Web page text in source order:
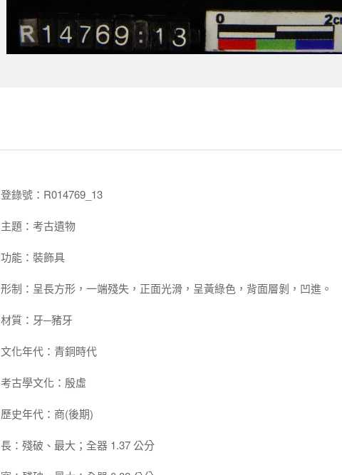
登錄號：R014769_13
主題：考古遺物
功能：裝飾具
形制：呈長方形，一端殘失，正面光滑，呈黃綠色，背面層剝，凹進。
材質：牙─豬牙
文化年代：青銅時代
考古學文化：殷虛
歷史年代：商(後期)
長：殘破、最大；全器 1.37 公分